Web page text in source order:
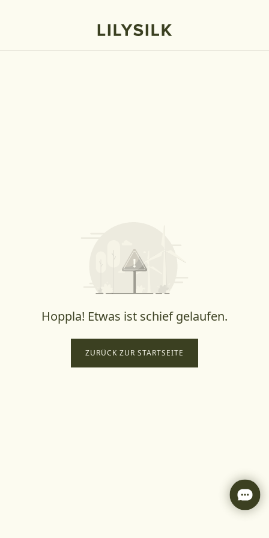
Hoppla! Etwas ist schief gelaufen.
ZURÜCK ZUR STARTSEITE